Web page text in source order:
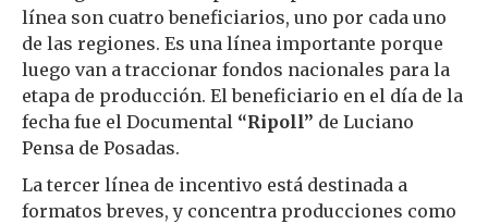
línea son cuatro beneficiarios, uno por cada uno
de las regiones. Es una línea importante porque
luego van a traccionar fondos nacionales para la
etapa de producción. El beneficiario en el día de la
fecha fue el Documental “Ripoll” de Luciano
Pensa de Posadas.
La tercer línea de incentivo está destinada a
formatos breves, y concentra producciones como